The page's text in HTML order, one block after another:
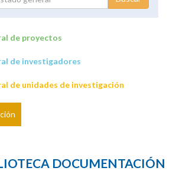
investigación
de proyectos
de investigadores
de unidades de investigación
DOCUMENTACIÓN